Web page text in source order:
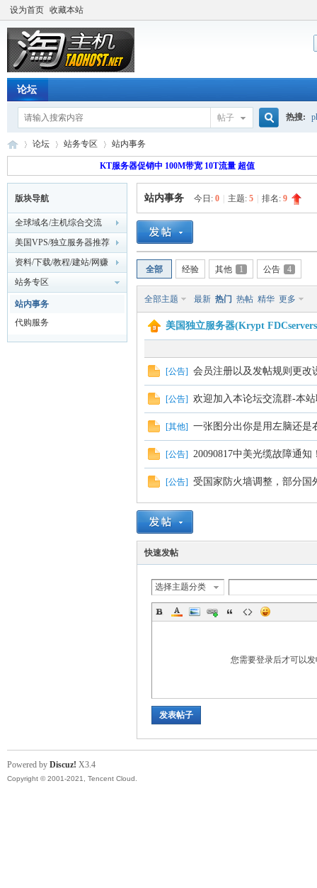
设为首页 收藏本站
论坛
帖子
索
热搜:
淘 »
论坛 站务专区 站内事务
KT服务器促销中 100M带宽 10T流量 超值
版块导航
全球域名/主机综合交流
美国VPS/独立服务器推荐
资料/下载/教程/建站/网赚
站务专区
站内事务
代购服务
站内事务 今日: 0 主题: 5 排名: 9
全部 经验 其他 1 公告 4
全部主题 最新 热门 热帖 精华 更多
美国独立服务器(Krypt
[公告] 会员注册以及发帖规则更改
[公告] 欢迎加入本论坛交流群-本
[其他] 一张图分出你是用左脑还是
[公告] 20090817中美光缆故障通知
[公告] 受国家防火墙调整，部分国
快速发帖
选择主题分类
您需要登录后才可以
发表帖子
Powered by Discuz! X3.4
Copyright © 2001-2021, Tencent Cloud.